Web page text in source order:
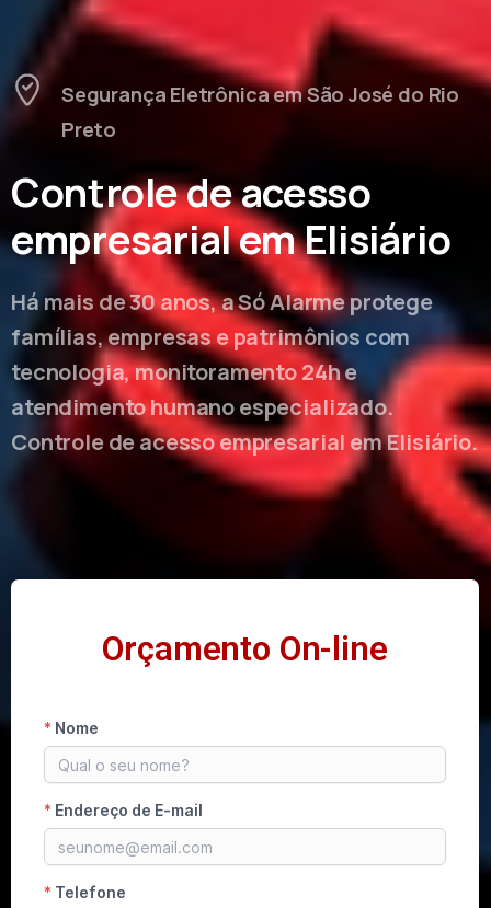
Segurança Eletrônica em São José do Rio
Preto
Controle de acesso
empresarial em Elisiário
Há mais de 30 anos, a Só Alarme protege
famílias, empresas e patrimônios com
tecnologia, monitoramento 24h e
atendimento humano especializado.
Controle de acesso empresarial em Elisiário.
Orçamento On-line